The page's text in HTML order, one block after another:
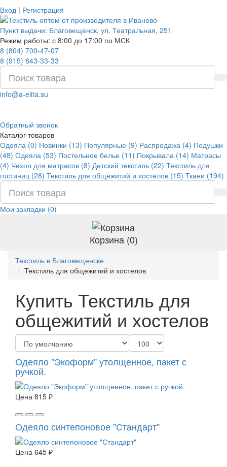
Вход | Регистрация
Пункт выдачи: Благовещенск, ул. Театральная, 251
Режим работы: с 8:00 до 17:00 по МСК
8 (804) 700-47-07
8 (915) 843-33-33
info@a-elita.su
Обратный звонок
Каталог товаров
Одеяла (0) Новинки (13) Популярные (9) Распродажа (4) Подушки
(48) Одеяла (53) Постельное белье (11) Покрывала (14) Матрасы
(4) Чехол для матрасов (8) Детский текстиль (22) Текстиль для
гостиниц (28) Текстиль для общежитий и хостелов (15) Ткани (194)
Мои закладки (0)
Корзина (0)
Текстиль в Благовещенске
Текстиль для общежитий и хостелов
Купить Текстиль для
общежитий и хостелов
Одеяло "Экоформ" утолщенное, пакет с
ручкой.
Цена 815 ₽
Одеяло синтепоновое "Стандарт"
Цена 645 ₽